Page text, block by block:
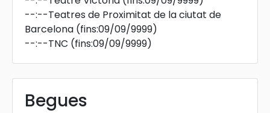
--:--Teatres de Proximitat de la ciutat de
Barcelona (fins:09/09/9999)
--:--TNC (fins:09/09/9999)
Begues